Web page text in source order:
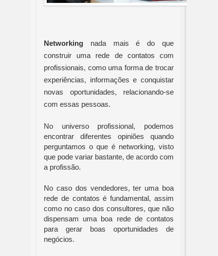
Networking nada mais é do que
construir uma rede de contatos com
profissionais, como uma forma de trocar
experiências, informações e conquistar
novas oportunidades, relacionando-se
com essas pessoas.
No universo profissional, podemos
encontrar diferentes opiniões quando
perguntamos o que é networking, visto
que pode variar bastante, de acordo com
a profissão.
No caso dos vendedores, ter uma boa
rede de contatos é fundamental, assim
como no caso dos consultores, que não
dispensam uma boa rede de contatos
para gerar boas oportunidades de
negócios.